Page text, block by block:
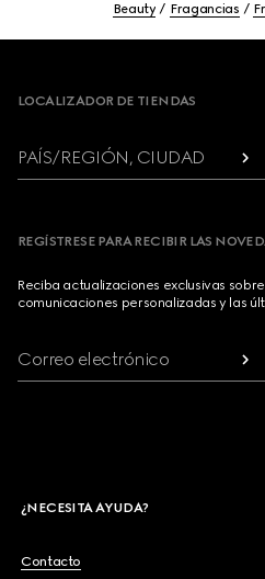
Beauty Fragancias
LOCALIZADOR DE TIENDAS
PAÍS/REGIÓN, CIUDAD
REGÍSTRESE PARA RECIBIR LAS
Reciba actualizaciones exclusivas
comunicaciones personalizadas y las
Correo electrónico
¿NECESITA AYUDA?
Contacto